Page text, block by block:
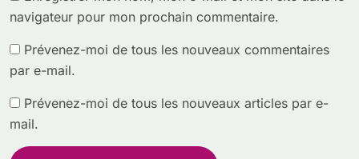
navigateur pour mon prochain commentaire.
Prévenez-moi de tous les nouveaux commentaires
par e-mail.
Prévenez-moi de tous les nouveaux articles par e-
mail.